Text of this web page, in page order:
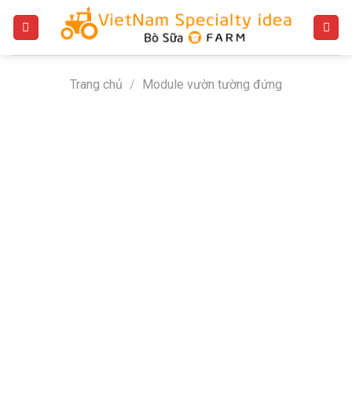
Trang chủ / Module vườn tường đứng